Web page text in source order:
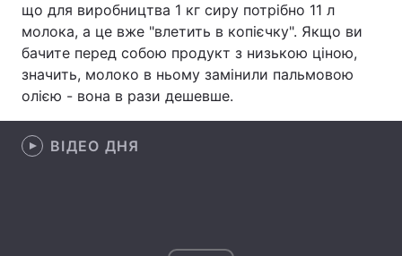
Контакти
Послуги
що для виробництва 1 кг сиру потрібно 11 л
молока, а це вже "влетить в копієчку". Якщо ви
бачите перед собою продукт з низькою ціною,
значить, молоко в ньому замінили пальмовою
олією - вона в рази дешевше.
ВІДЕО ДНЯ